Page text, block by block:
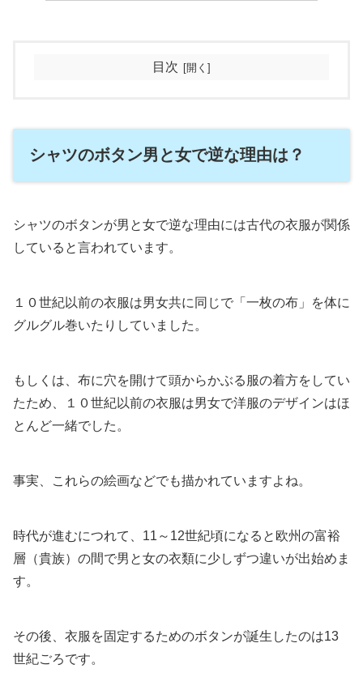
目次
シャツのボタン男と女で逆な理由は？
シャツのボタンが男と女で逆な理由には古代の衣服が関係
していると言われています。
１０世紀以前の衣服は男女共に同じで「一枚の布」を体に
グルグル巻いたりしていました。
もしくは、布に穴を開けて頭からかぶる服の着方をしてい
たため、１０世紀以前の衣服は男女で洋服のデザインはほ
とんど一緒でした。
事実、これらの絵画などでも描かれていますよね。
時代が進むにつれて、11～12世紀頃になると欧州の富裕
層（貴族）の間で男と女の衣類に少しずつ違いが出始めま
す。
その後、衣服を固定するためのボタンが誕生したのは13
世紀ごろです。